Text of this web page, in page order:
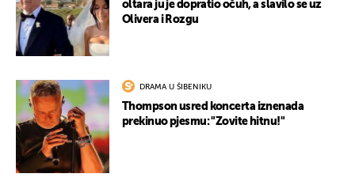
oltara ju je dopratio očuh, a slavilo se uz
Olivera i Rozgu
DRAMA U ŠIBENIKU
Thompson usred koncerta iznenada
prekinuo pjesmu: "Zovite hitnu!"